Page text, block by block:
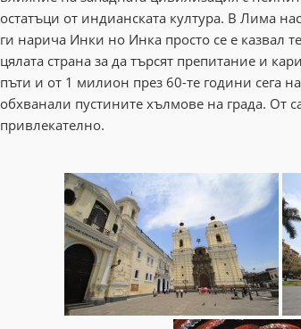
остатъци от индианската култура. В Лима
ги нарича Инки но Инка просто се е казвал
цялата страна за да търсят препитание и
пъти и от 1 милион през 60-те години сега
обхванали пустините хълмове на града. От
привлекателно.